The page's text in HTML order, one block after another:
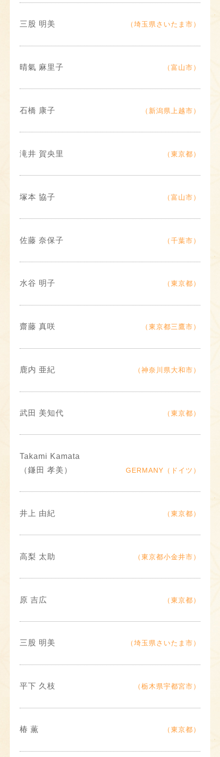
三股 明美 （埼玉県さいたま市）
晴氣 麻里子 （富山市）
石橋 康子 （新潟県上越市）
滝井 賀央里 （東京都）
塚本 協子 （富山市）
佐藤 奈保子 （千葉市）
水谷 明子 （東京都）
齋藤 真咲 （東京都三鷹市）
鹿内 亜紀 （神奈川県大和市）
武田 美知代 （東京都）
Takami Kamata
（鎌田 孝美）
GERMANY（ドイツ）
井上 由紀 （東京都）
高梨 太助 （東京都小金井市）
原 吉広 （東京都）
三股 明美 （埼玉県さいたま市）
平下 久枝 （栃木県宇都宮市）
椿 薫 （東京都）